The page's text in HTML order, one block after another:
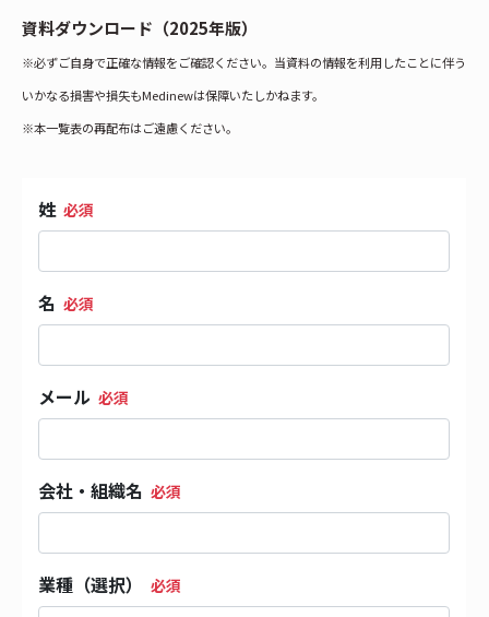
資料ダウンロード（2025年版）
※必ずご自身で正確な情報をご確認ください。当資料の情報を利用したことに伴う
いかなる損害や損失もMedinewは保障いたしかねます。
※本一覧表の再配布はご遠慮ください。